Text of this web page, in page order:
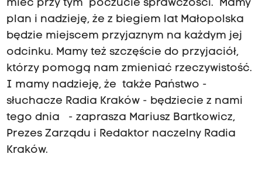
mieć przy tym poczucie sprawczości. Mamy
plan i nadzieję, że z biegiem lat Małopolska
będzie miejscem przyjaznym na każdym jej
odcinku. Mamy też szczęście do przyjaciół,
którzy pomogą nam zmieniać rzeczywistość.
I mamy nadzieję, że także Państwo -
słuchacze Radia Kraków - będziecie z nami
tego dnia - zaprasza Mariusz Bartkowicz,
Prezes Zarządu i Redaktor naczelny Radia
Kraków.